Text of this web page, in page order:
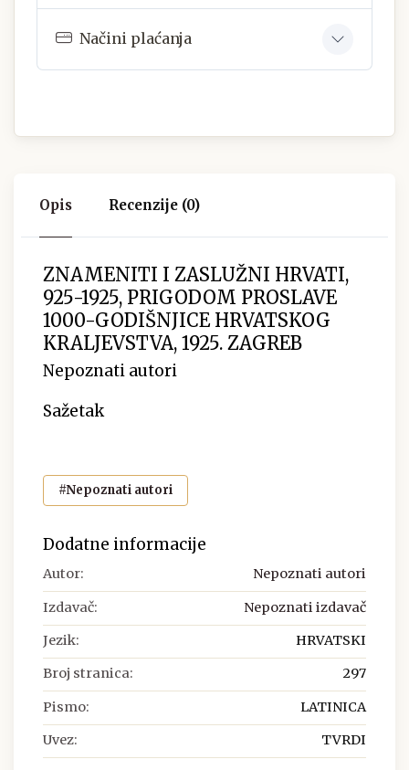
Načini plaćanja
Opis Recenzije (0)
ZNAMENITI I ZASLUŽNI HRVATI,
925-1925, PRIGODOM PROSLAVE
1000-GODIŠNJICE HRVATSKOG
KRALJEVSTVA, 1925. ZAGREB
Nepoznati autori
Sažetak
#Nepoznati autori
Dodatne informacije
Autor: Nepoznati autori
Izdavač: Nepoznati izdavač
Jezik: HRVATSKI
Broj stranica: 297
Pismo: LATINICA
Uvez: TVRDI